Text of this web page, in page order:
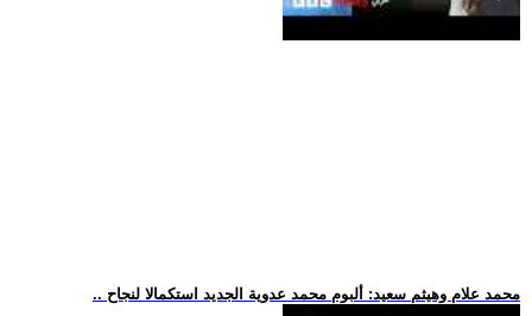
.. محمد علام وهيثم سعيد: ألبوم محمد عدوية الجديد استكمالا لنجاح